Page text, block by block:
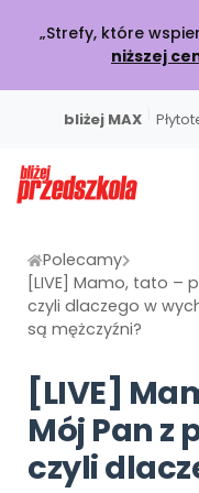
„Strefy, które
niższej
bliżej MAX
Miesięcznik
W BIEŻĄCYM WYDANIU
Zamów
Prenumerata
Sklep
POLECAMY
KATEGORIE
Nasze
Książki i
Akademia
KATALOG SZKOLEŃ
Otwarte
Szkolenia
Zamknięte
Usługi on-line
BLIŻEJ MAX
Moja Płytoteka
Platforma
Filmy i animacje
Kiosk Online
Projekty i
Kumpelkowo
Rozwijamy relacje
Czuciaki
Emocje i relacje
Witaminki
Zdrowe nawyki
Społeczność
BLIŻEJ PRZEDSZKOLA
Dodaj wpis
Wpisy
Dołącz do
Konkursy
Polecamy
[LIVE] Mamo, tato –
czyli dlaczego w
są mężczyźni?
[LIVE]
Mój Pan z
czyli